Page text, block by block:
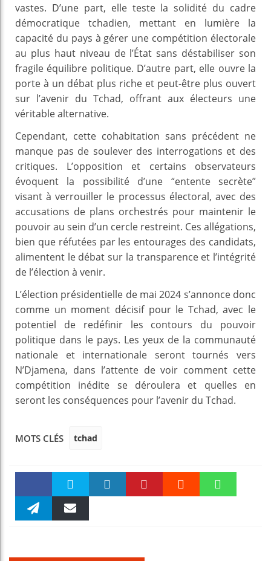
vastes. D’une part, elle teste la solidité du cadre
démocratique tchadien, mettant en lumière la
capacité du pays à gérer une compétition électorale
au plus haut niveau de l’État sans déstabiliser son
fragile équilibre politique. D’autre part, elle ouvre la
porte à un débat plus riche et peut-être plus ouvert
sur l’avenir du Tchad, offrant aux électeurs une
véritable alternative.
Cependant, cette cohabitation sans précédent ne
manque pas de soulever des interrogations et des
critiques. L’opposition et certains observateurs
évoquent la possibilité d’une “entente secrète”
visant à verrouiller le processus électoral, avec des
accusations de plans orchestrés pour maintenir le
pouvoir au sein d’un cercle restreint. Ces allégations,
bien que réfutées par les entourages des candidats,
alimentent le débat sur la transparence et l’intégrité
de l’élection à venir.
L’élection présidentielle de mai 2024 s’annonce donc
comme un moment décisif pour le Tchad, avec le
potentiel de redéfinir les contours du pouvoir
politique dans le pays. Les yeux de la communauté
nationale et internationale seront tournés vers
N’Djamena, dans l’attente de voir comment cette
compétition inédite se déroulera et quelles en
seront les conséquences pour l’avenir du Tchad.
MOTS CLÉS tchad
Faceboo Twitter
m